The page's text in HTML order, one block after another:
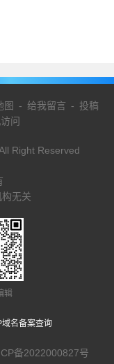
图 - 给我留言 - 投稿
问
Right Reserved
无关
辑
域名备案查询
备2022000827号